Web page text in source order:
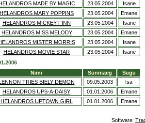
MADE BY MAGIC 23.05.2004
Isane
HELANDROS MARY POPPINS 23.05.2004
Emane
HELANDROS MICKEY FINN 23.05.2004
Isane
HELANDROS MISS MELODY 23.05.2004
Emane
MISTER MORRIS 23.05.2004
Isane
HELANDROS MOVIE STAR 23.05.2004
Isane
Nimi Sünniaeg
Sugu
TRIES BIELY DEMON 09.05.2003
Isa
HELANDROS UPS-A-DAISY 01.01.2006
Emane
HELANDROS UPTOWN GIRL 01.01.2006 Emane
Software: